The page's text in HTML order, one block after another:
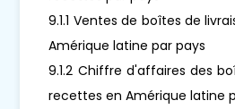
9.1.1 Ventes de boîtes de
Amérique latine par pays
9.1.2 Chiffre d'affaires des
recettes en Amérique latine